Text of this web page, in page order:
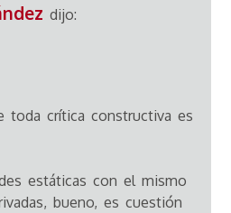
dijo:
toda crítica constructiva es
estáticas con el mismo
bueno, es cuestión